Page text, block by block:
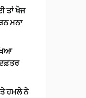
ਤਾਂ ਖੋਜ
ਮਨਾ
ਹਮਲੇ ਨੇ